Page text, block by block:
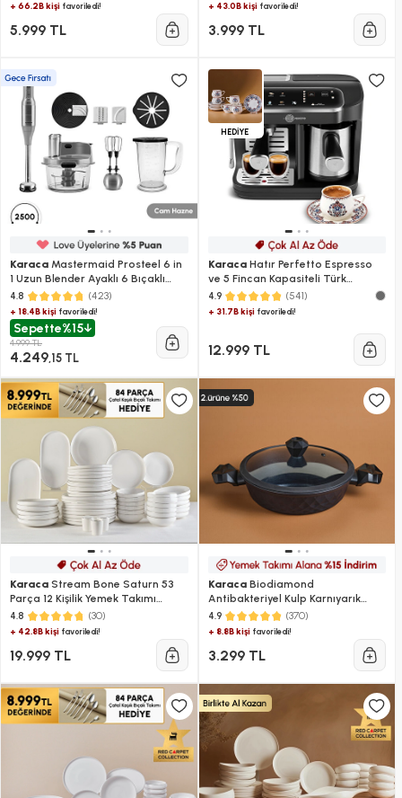
+ 66.2B kişi favoriledi!
5.999 TL
+ 43.0B kişifavoriledi!
3.999 TL
Karaca Mastermaid Prosteel 6 in
1 Uzun Blender Ayaklı 6 Bıçaklı
Cam Mutfak Robotu 2500W
Galaxy Grey
4.8 (423)
+ 18.4B kişi favoriledi!
Sepette%15
4.999 TL
4.249,15 TL
HEDİYE
KaracaHatır Perfetto Espresso
ve 5 Fincan Kapasiteli Türk
Kahvesi Makinesi
4.9 (541)
+ 31.7B kişifavoriledi!
12.999 TL
Karaca Stream Bone Saturn 53
Parça 12 Kişilik Yemek Takımı
Platin
4.8 (30)
+ 42.8B kişi favoriledi!
19.999 TL
KaracaBiodiamond
Antibakteriyel Kulp Karnıyarık
Tencere 26 Cm
4.9 (370)
+ 8.8B kişifavoriledi!
3.299 TL